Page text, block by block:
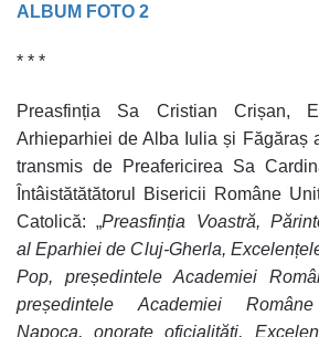
ALBUM FOTO 2
* * *
Preasfinția Sa Cristian Crișan,
Arhieparhiei de Alba Iulia și Făgăraș
transmis de Preafericirea Sa
Întâistătătătorul Bisericii Române
Catolică: „Preasfinția Voastră,
al Eparhiei de Cluj-Gherla,
Pop, președintele Academiei
președintele Academiei
Napoca, onorate oficialități,